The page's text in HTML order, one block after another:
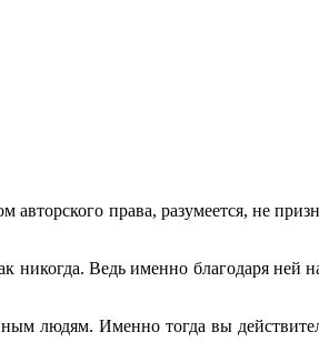
права, разумеется, не
Ведь именно благодаря ней
людям. Именно тогда вы